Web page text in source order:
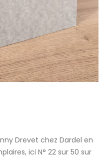
Drevet chez Dardel en
ici N° 22 sur 50 sur